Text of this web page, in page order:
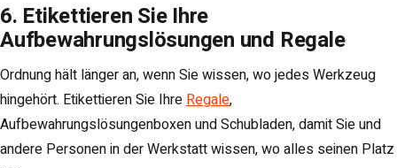
6. Etikettieren Sie Ihre
Aufbewahrungslösungen und Regale
Ordnung hält länger an, wenn Sie wissen, wo jedes Werkzeug
hingehört. Etikettieren Sie IhreRegale,
Aufbewahrungslösungenboxen und Schubladen, damit Sie und
andere Personen in der Werkstatt wissen, wo alles seinen Platz